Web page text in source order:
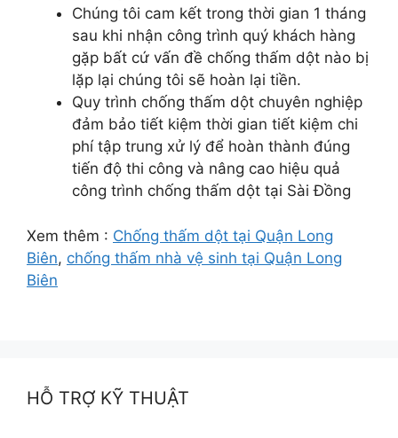
Chúng tôi cam kết trong thời gian 1 tháng
sau khi nhận công trình quý khách hàng
gặp bất cứ vấn đề chống thấm dột nào bị
lặp lại chúng tôi sẽ hoàn lại tiền.
Quy trình chống thấm dột chuyên nghiệp
đảm bảo tiết kiệm thời gian tiết kiệm chi
phí tập trung xử lý để hoàn thành đúng
tiến độ thi công và nâng cao hiệu quả
công trình chống thấm dột tại Sài Đồng
Xem thêm : Chống thấm dột tại Quận Long
Biên, chống thấm nhà vệ sinh tại Quận Long
Biên
HỖ TRỢ KỸ THUẬT